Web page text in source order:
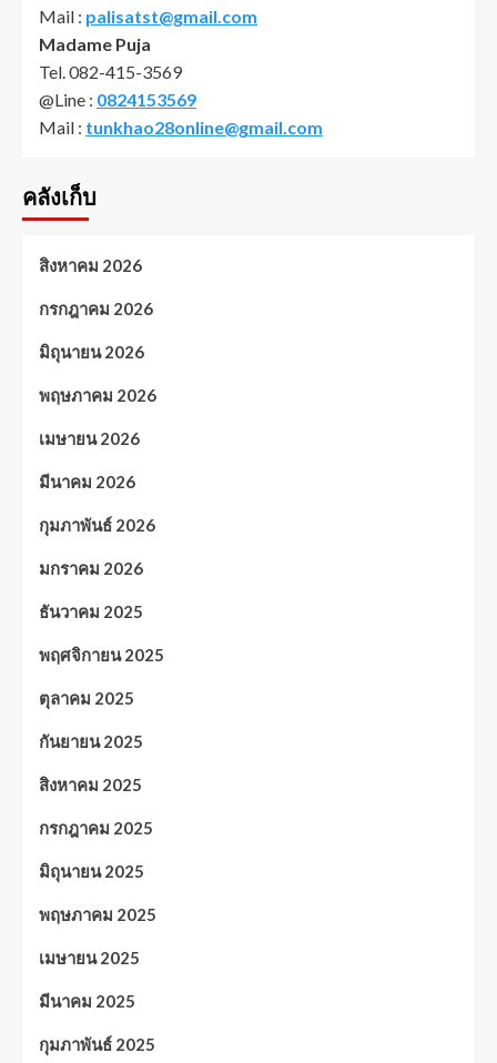
Mail : palisatst@gmail.com
Madame Puja
Tel. 082-415-3569
@Line : 0824153569
Mail : tunkhao28online@gmail.com
คลังเก็บ
สิงหาคม 2026
กรกฎาคม 2026
มิถุนายน 2026
พฤษภาคม 2026
เมษายน 2026
มีนาคม 2026
กุมภาพันธ์ 2026
มกราคม 2026
ธันวาคม 2025
พฤศจิกายน 2025
ตุลาคม 2025
กันยายน 2025
สิงหาคม 2025
กรกฎาคม 2025
มิถุนายน 2025
พฤษภาคม 2025
เมษายน 2025
มีนาคม 2025
กุมภาพันธ์ 2025